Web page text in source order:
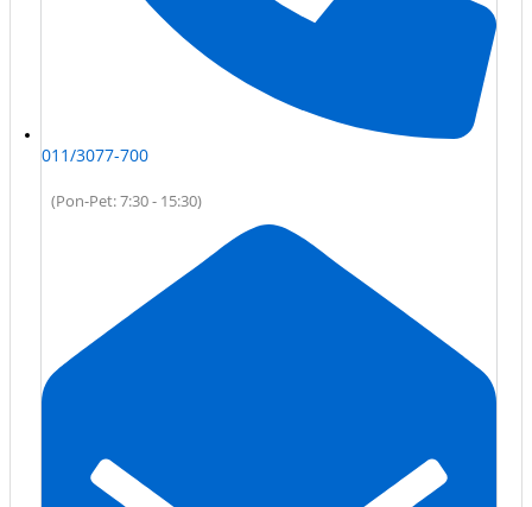
011/3077-700
(Pon-Pet: 7:30 - 15:30)